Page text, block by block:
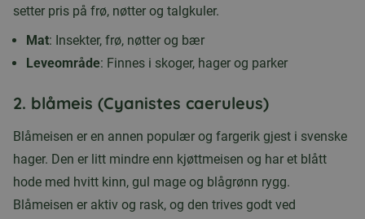
setter pris på frø, nøtter og talgkuler.
Mat: Insekter, frø, nøtter og bær
Leveområde: Finnes i skoger, hager og parker
2. blåmeis (Cyanistes caeruleus)
Blåmeisen er en annen populær og fargerik gjest i svenske
hager. Den er litt mindre enn kjøttmeisen og har et blått
hode med hvitt kinn, gul mage og blågrønn rygg.
Blåmeisen er aktiv og rask, og den trives godt ved